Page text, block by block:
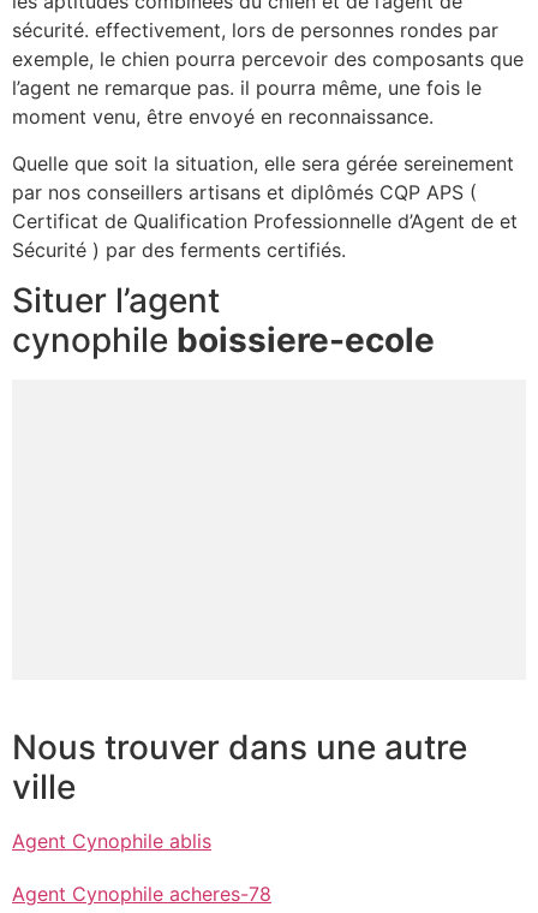
sécurité. effectivement, lors de personnes rondes par
exemple, le chien pourra percevoir des composants que
l’agent ne remarque pas. il pourra même, une fois le
moment venu, être envoyé en reconnaissance.
Quelle que soit la situation, elle sera gérée sereinement
par nos conseillers artisans et diplômés CQP APS (
Certificat de Qualification Professionnelle d’Agent de et
Sécurité ) par des ferments certifiés.
Situer l’agent
cynophile boissiere-ecole
Nous trouver dans une autre
ville
Agent Cynophile ablis
Agent Cynophile acheres-78